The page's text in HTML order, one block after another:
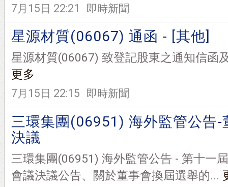
7月15日 22:21 即時新聞
星源材質(06067) 通函 - [其他]
星源材質(06067) 致登記股東之通知信函
更多
7月15日 22:15 即時新聞
三環集團(06951) 海外監管公告
決議
三環集團(06951) 海外監管公告 - 第十一
會議決議公告、關於董事會換屆選舉的...